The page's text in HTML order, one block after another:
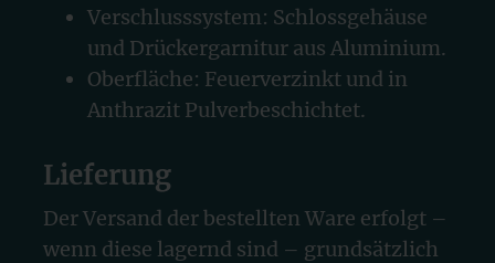
Verschlusssystem: Schlossgehäuse
und Drückergarnitur aus Aluminium.
Oberfläche: Feuerverzinkt und in
Anthrazit Pulverbeschichtet.
Lieferung
Der Versand der bestellten Ware erfolgt –
wenn diese lagernd sind – grundsätzlich